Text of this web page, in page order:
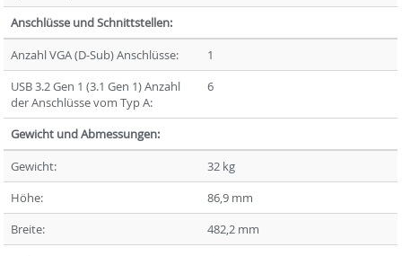
Anschlüsse und Schnittstellen:
Anzahl VGA (D-Sub) Anschlüsse:
1
USB 3.2 Gen 1 (3.1 Gen 1) Anzahl
der Anschlüsse vom Typ A:
6
Gewicht und Abmessungen:
Gewicht:
32 kg
Höhe:
86,9 mm
Breite:
482,2 mm